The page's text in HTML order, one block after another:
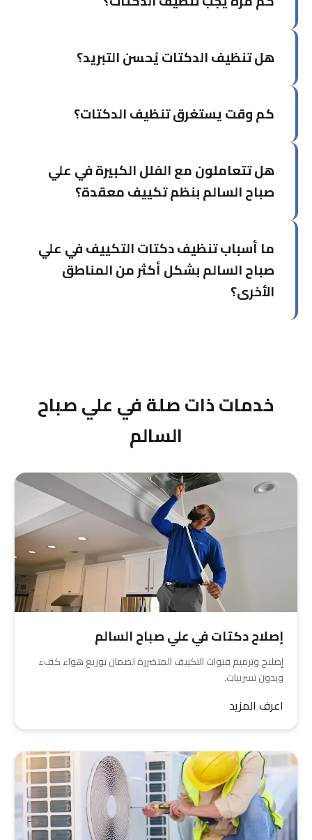
للاستخدام السكني العادي. للمباني التجارية أو التي
هل تنظيف الدكتات يُحسن التبريد؟
وكفاءة التبريد بشكل ملحوظ وقد تُخفض فاتورة
كم وقت يستغرق تنظيف الدكتات؟
4 ساعات، بينما المباني الكبيرة تحتاج يوماً كاملاً أو
أكثر.
هل تتعاملون مع الفلل الكبيرة في علي
صباح السالم بنظم تكييف معقدة؟
بأنظمة تكييف معقدة ومتعددة.
ما أسباب تنظيف دكتات التكييف في علي
صباح السالم بشكل أكثر من المناطق
الأخرى؟
خدمات ذات صلة في علي صباح
السالم
إصلاح دكتات في علي صباح السالم
إصلاح وترميم قنوات التكييف المتضررة لضمان توزيع هواء كفء
وبدون تسريبات.
اعرف المزيد